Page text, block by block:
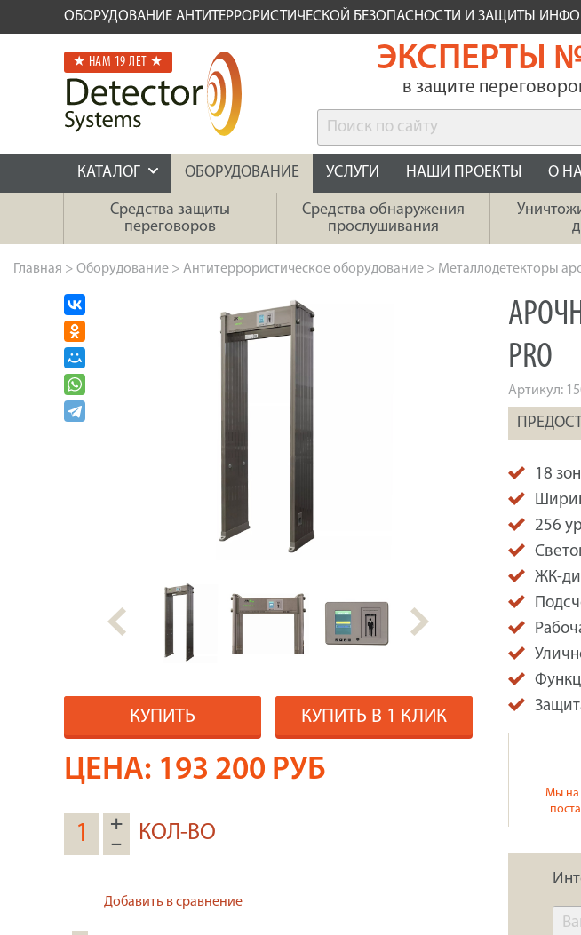
ОБОРУДОВАНИЕ АНТИТЕРРОРИСТИЧЕСКОЙ БЕЗОПАСНОСТИ И ЗАЩИТЫ
★ НАМ 19 ЛЕТ ★ ЭКСПЕРТЫ
в защите
КАТАЛОГ ОБОРУДОВАНИЕ УСЛУГИ НАШИ ПРОЕКТЫ О
Средства защиты
переговоров
Средства обнаружения
прослушивания
Главная > Оборудование > Антитеррористическое оборудование > Металлодетекторы
КУПИТЬ КУПИТЬ В 1 КЛИК
ЦЕНА: 193 200 РУБ
+
–
КОЛ-ВО
Добавить в сравнение
PRO
Артикул:
18
256
ЖК-
Мы на